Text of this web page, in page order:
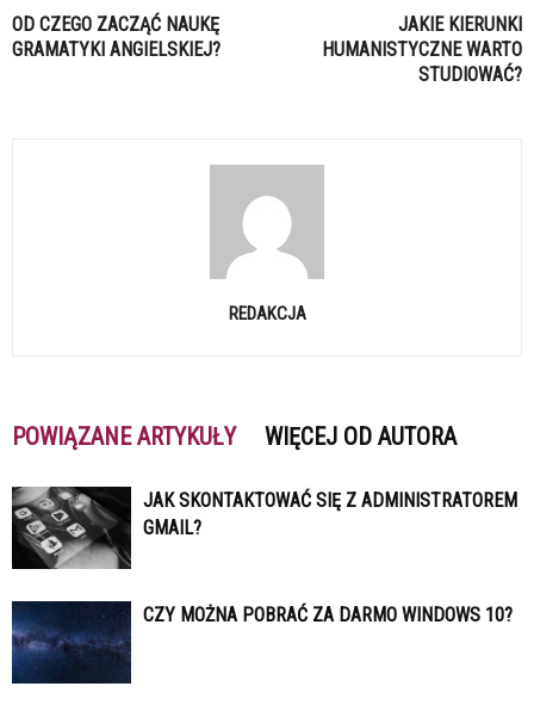
OD CZEGO ZACZĄĆ NAUKĘ
GRAMATYKI ANGIELSKIEJ?
JAKIE KIERUNKI
HUMANISTYCZNE WARTO
STUDIOWAĆ?
REDAKCJA
POWIĄZANE ARTYKUŁY WIĘCEJ OD AUTORA
JAK SKONTAKTOWAĆ SIĘ Z ADMINISTRATOREM
GMAIL?
CZY MOŻNA POBRAĆ ZA DARMO WINDOWS 10?